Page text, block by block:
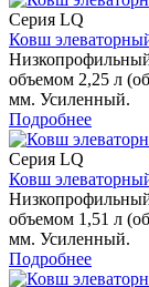
Серия LQ
Ковш
объемом 2,25 л
мм. Усиленный.
Подробнее
Серия LQ
Ковш
объемом 1,51 л
мм. Усиленный.
Подробнее